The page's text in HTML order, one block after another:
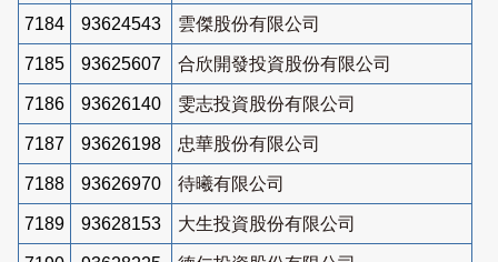
7184 93624543 雲傑股份有限公司
7185 93625607 合欣開發投資股份有限公司
7186 93626140 雯志投資股份有限公司
7187 93626198 忠華股份有限公司
7188 93626970 待曦有限公司
7189 93628153 大生投資股份有限公司